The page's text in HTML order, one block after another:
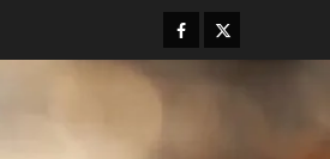
Facebook
Twitter